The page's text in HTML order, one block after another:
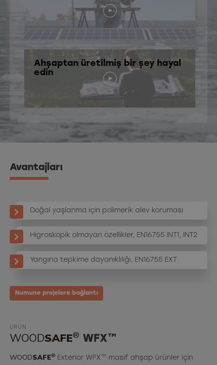
Ahşaptan üretilmiş bir şey hayal
edin
Avantajları
Doğal yaşlanma için polimerik alev koruması
Higroskopik olmayan özellikler, EN16755 INT1, INT2
Yangına tepkime dayanıklılığı, EN16755 EXT
Numune projelere bağlantı
ÜRÜN
WOODSAFE® WFX™
WOODSAFE® Exterior WFX™ masif ahşap ürünler için